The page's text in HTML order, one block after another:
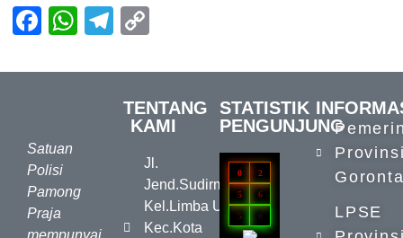
Facebook
WhatsApp
Telegram
Satuan
Polisi
Pamong
Praja
mempunyai
TENTANG
KAMI
Jl.
Jend.Sudirman,
Kel.Limba U II,
Kec.Kota
STATISTIK
PENGUNJUNG
0 2
5 6
5
LPSE